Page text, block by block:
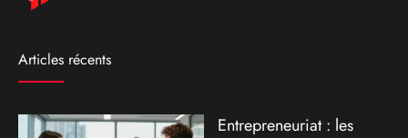
Articles récents
Entrepreneuriat : les